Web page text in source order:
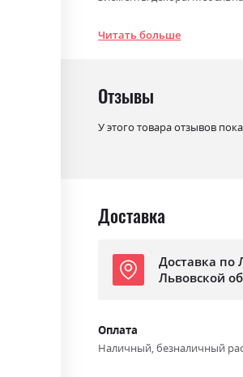
Фабрика:
Цвет (Корпус):
Читать больше
Отзывы
У этого товара отзывов
Доставка
Доставка по
Львовской
Оплата
Наличный, безналичный